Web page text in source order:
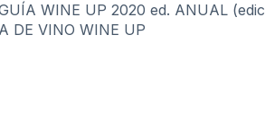
WINE UP 2020 ed. ANUAL
DE VINO WINE UP